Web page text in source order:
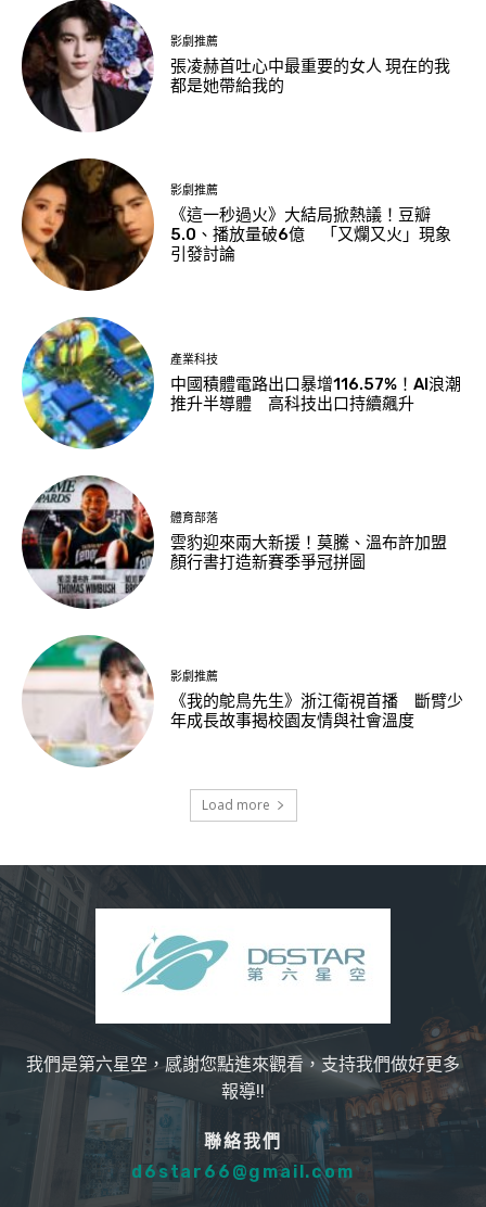
影劇推薦
張凌赫首吐心中最重要的女人 現在的我
都是她帶給我的
影劇推薦
《這一秒過火》大結局掀熱議！豆瓣
5.0、播放量破6億 「又爛又火」現象
引發討論
產業科技
中國積體電路出口暴增116.57%！AI浪潮
推升半導體 高科技出口持續飆升
體育部落
雲豹迎來兩大新援！莫騰、溫布許加盟
顏行書打造新賽季爭冠拼圖
影劇推薦
《我的鴕鳥先生》浙江衛視首播 斷臂少
年成長故事揭校園友情與社會溫度
Load more
我們是第六星空，感謝您點進來觀看，支持我們做好更多
報導!!
聯絡我們
d6star66@gmail.com